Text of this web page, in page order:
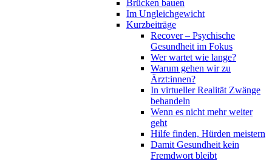
Brücken bauen
Im Ungleichgewicht
Kurzbeiträge
Recover – Psychische
Gesundheit im Fokus
Wer wartet wie lange?
Warum gehen wir zu
Ärzt:innen?
In virtueller Realität Zwänge
behandeln
Wenn es nicht mehr weiter
geht
Hilfe finden, Hürden meistern
Damit Gesundheit kein
Fremdwort bleibt